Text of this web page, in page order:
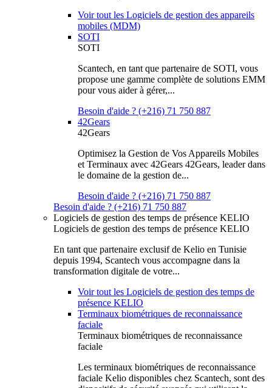
Voir tout les Logiciels de gestion des appareils
mobiles (MDM)
SOTI
SOTI
Scantech, en tant que partenaire de SOTI, vous
propose une gamme complète de solutions EMM
pour vous aider à gérer,...
Besoin d'aide ? (+216) 71 750 887
42Gears
42Gears
Optimisez la Gestion de Vos Appareils Mobiles
et Terminaux avec 42Gears 42Gears, leader dans
le domaine de la gestion de...
Besoin d'aide ? (+216) 71 750 887
Besoin d'aide ? (+216) 71 750 887
Logiciels de gestion des temps de présence KELIO
Logiciels de gestion des temps de présence KELIO
En tant que partenaire exclusif de Kelio en Tunisie
depuis 1994, Scantech vous accompagne dans la
transformation digitale de votre...
Voir tout les Logiciels de gestion des temps de
présence KELIO
Terminaux biométriques de reconnaissance
faciale
Terminaux biométriques de reconnaissance
faciale
Les terminaux biométriques de reconnaissance
faciale Kelio disponibles chez Scantech, sont des